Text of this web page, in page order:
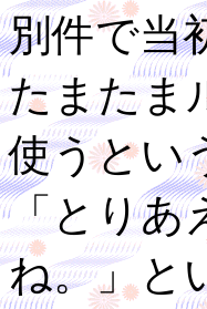
別件で当
たまたま
使うとい
「とりあ
ね。」と